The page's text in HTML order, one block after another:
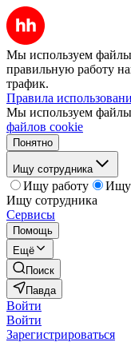
Мы используем файлы
правильную работу
трафик.
Правила
Мы используем
файлов cookie
Понятно
Ищу сотрудника
Ищу работу
Ищу
Ищу сотрудника
Сервисы
Помощь
Ещё
Поиск
Павда
Войти
Войти
Зарегистрироваться